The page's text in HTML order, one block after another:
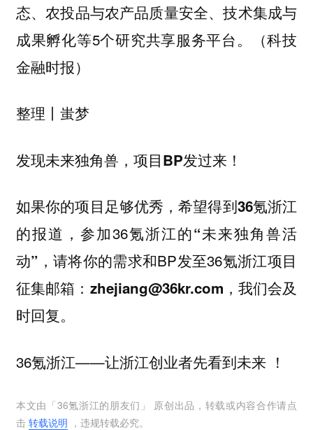
态、农投品与农产品质量安全、技术集成与
成果孵化等5个研究共享服务平台。（科技
金融时报）
整理丨 蚩梦
发现未来独角兽，项目BP发过来！
如果你的项目足够优秀，希望得到36氪浙江
的报道 ，参加36氪浙江的“未来独角兽活
动” ，请将你的需求和BP发至36氪浙江项目
征集邮箱： zhejiang@36kr.com ，我们会及
时回复。
36氪浙江——让浙江创业者先看到未来 ！
本文由「36氪浙江的朋友们 」 原创出品，转载或内容合作请点
击 转载说明 ，违规转载必究。